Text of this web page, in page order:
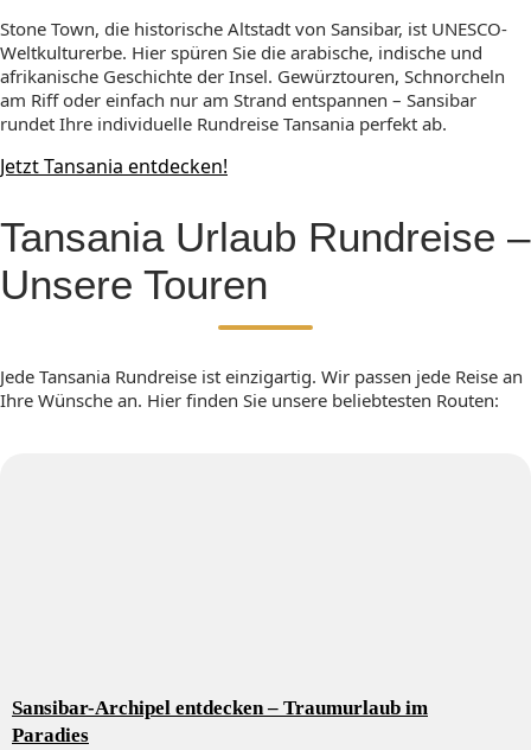
Stone Town, die historische Altstadt von Sansibar, ist UNESCO-
Weltkulturerbe. Hier spüren Sie die arabische, indische und
afrikanische Geschichte der Insel. Gewürztouren, Schnorcheln
am Riff oder einfach nur am Strand entspannen – Sansibar
rundet Ihre individuelle Rundreise Tansania perfekt ab.
Jetzt Tansania entdecken!
Tansania Urlaub Rundreise –
Unsere Touren
Jede Tansania Rundreise ist einzigartig. Wir passen jede Reise an
Ihre Wünsche an. Hier finden Sie unsere beliebtesten Routen:
Sansibar-Archipel entdecken – Traumurlaub im
Paradies